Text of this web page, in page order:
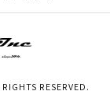
RESERVED.